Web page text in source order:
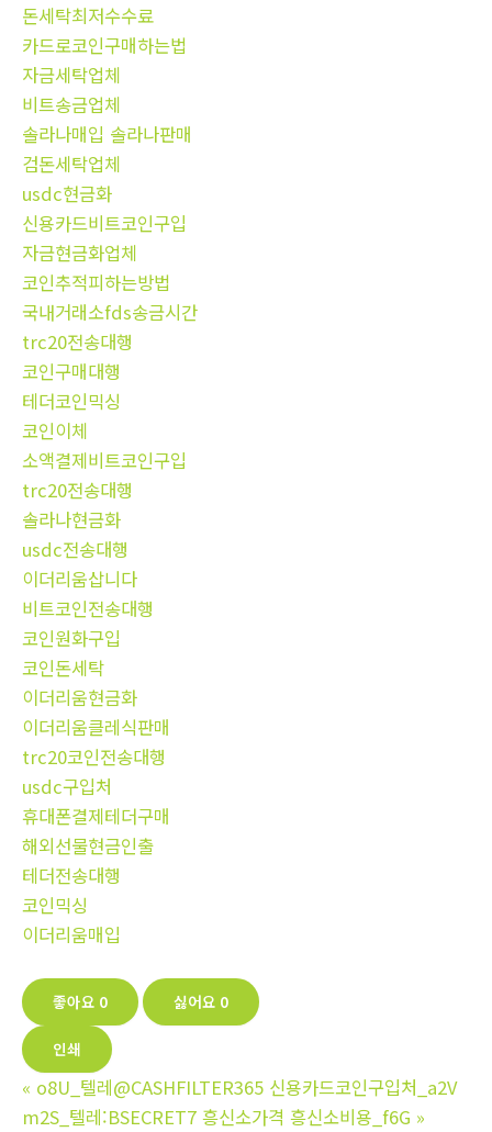
돈세탁최저수수료
카드로코인구매하는법
자금세탁업체
비트송금업체
솔라나매입 솔라나판매
검돈세탁업체
usdc현금화
신용카드비트코인구입
자금현금화업체
코인추적피하는방법
국내거래소fds송금시간
trc20전송대행
코인구매대행
테더코인믹싱
코인이체
소액결제비트코인구입
trc20전송대행
솔라나현금화
usdc전송대행
이더리움삽니다
비트코인전송대행
코인원화구입
코인돈세탁
이더리움현금화
이더리움클레식판매
trc20코인전송대행
usdc구입처
휴대폰결제테더구매
해외선물현금인출
테더전송대행
코인믹싱
이더리움매입
좋아요 0 싫어요 0
인쇄
« o8U_텔레@CASHFILTER365 신용카드코인구입처_a2V
m2S_텔레:BSECRET7 흥신소가격 흥신소비용_f6G »